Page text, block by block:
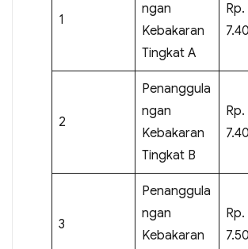
1
ngan
Kebakaran
Tingkat A
Rp.
2
Penanggula
ngan
Kebakaran
Tingkat B
Rp.
3
Penanggula
ngan
Kebakaran
Rp.